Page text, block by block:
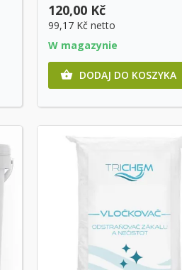
120,00 Kč
99,17 Kč netto
W magazynie
 DODAJ DO KOSZYKA